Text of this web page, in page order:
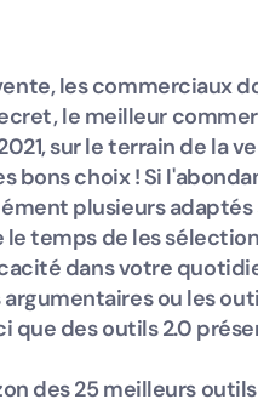
les commerciaux
le meilleur
sur le terrain de la
bons choix ! Si
plusieurs adaptés
le temps de les
dans votre
ou les
que des outils 2.0
des 25 meilleurs